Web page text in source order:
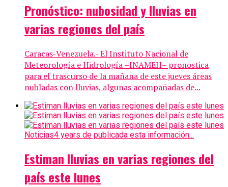
Pronóstico: nubosidad y lluvias en
varias regiones del país
Caracas-Venezuela.- El Instituto Nacional de
Meteorología e Hidrología –INAMEH– pronostica
para el trascurso de la mañana de este jueves áreas
nubladas con lluvias, algunas acompañadas de...
Noticias4 years de publicada esta información...
Estiman lluvias en varias regiones del
país este lunes